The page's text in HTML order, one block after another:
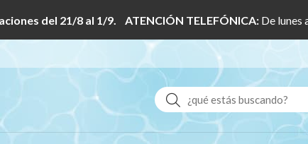
del 21/8 al 1/9. ATENCIÓN TELEFÓNICA: De lunes
Buscar